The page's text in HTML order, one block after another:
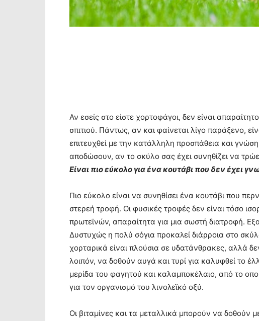
Αν εσείς στο είστε χορτοφάγοι, δεν είναι
σπιτιού. Πάντως, αν και φαίνεται λίγο παράξενο,
επιτευχθεί με την κατάλληλη προσπάθεια και
αποδώσουν, αν το σκύλο σας έχει συνηθίζει να
Είναι πιο εύκολο για ένα κουτάβι που δεν έχει
Πιο εύκολο είναι να συνηθίσει ένα κουτάβι που
στερεή τροφή. Οι φυσικές τροφές δεν είναι τόσο
πρωτεϊνών, απαραίτητα για μια σωστή διατροφή.
Δυστυχώς η πολύ σόγια προκαλεί διάρροια στο
χορταρικά είναι πλούσια σε υδατάνθρακες, αλλά
λοιπόν, να δοθούν αυγά και τυρί για καλυφθεί το
μερίδα του φαγητού και καλαμποκέλαιο, από το
για τον οργανισμό του λινολεϊκό οξύ.
Οι βιταμίνες και τα μεταλλικά μπορούν να δοθούν